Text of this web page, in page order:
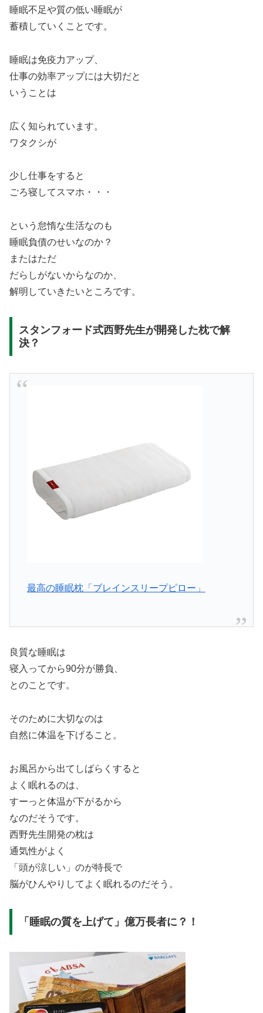
睡眠不足や質の低い睡眠が
蓄積していくことです。
睡眠は免疫力アップ、
仕事の効率アップには大切だと
いうことは
広く知られています。
ワタクシが
少し仕事をすると
ごろ寝してスマホ・・・
という怠惰な生活なのも
睡眠負債のせいなのか？
またはただ
だらしがないからなのか、
解明していきたいところです。
スタンフォード式西野先生が開発した枕で解
決？
最高の睡眠枕「ブレインスリープピロー」
良質な睡眠は
寝入ってから90分が勝負、
とのことです。
そのために大切なのは
自然に体温を下げること。
お風呂から出てしばらくすると
よく眠れるのは、
すーっと体温が下がるから
なのだそうです。
西野先生開発の枕は
通気性がよく
「頭が涼しい」のが特長で
脳がひんやりしてよく眠れるのだそう。
「睡眠の質を上げて」億万長者に？！